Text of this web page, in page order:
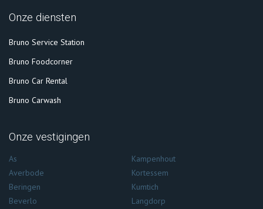
Onze diensten
Bruno Service Station
Bruno Foodcorner
Bruno Car Rental
Bruno Carwash
Onze vestigingen
As
Averbode
Beringen
Beverlo
Kampenhout
Kortessem
Kumtich
Langdorp